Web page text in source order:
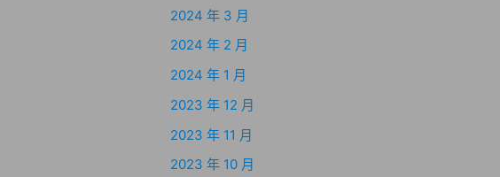
2024 年 3 月
2024 年 2 月
2024 年 1 月
2023 年 12 月
2023 年 11 月
2023 年 10 月